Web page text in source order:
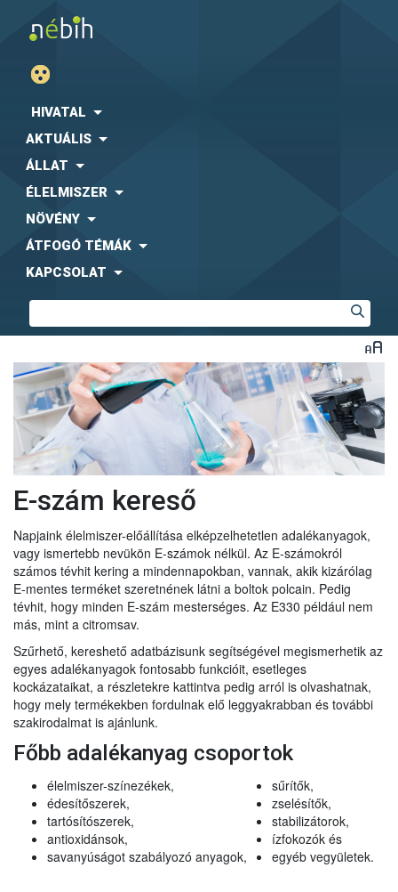
HIVATAL
AKTUÁLIS
ÁLLAT
ÉLELMISZER
NÖVÉNY
ÁTFOGÓ TÉMÁK
KAPCSOLAT
E-szám kereső
Napjaink élelmiszer-előállítása elképzelhetetlen adalékanyagok,
vagy ismertebb nevükön E-számok nélkül. Az E-számokról
számos tévhit kering a mindennapokban, vannak, akik kizárólag
E-mentes terméket szeretnének látni a boltok polcain. Pedig
tévhit, hogy minden E-szám mesterséges. Az E330 például nem
más, mint a citromsav.
Szűrhető, kereshető adatbázisunk segítségével megismerhetik az
egyes adalékanyagok fontosabb funkcióit, esetleges
kockázataikat, a részletekre kattintva pedig arról is olvashatnak,
hogy mely termékekben fordulnak elő leggyakrabban és további
szakirodalmat is ajánlunk.
Főbb adalékanyag csoportok
élelmiszer-színezékek,
édesítőszerek,
tartósítószerek,
antioxidánsok,
savanyúságot szabályozó anyagok,
sűrítők,
zselésítők,
stabilizátorok,
ízfokozók és
egyéb vegyületek.